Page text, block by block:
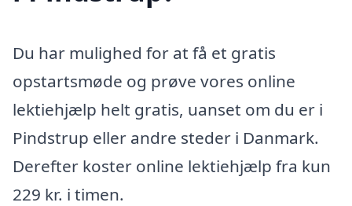
Du har mulighed for at få et gratis
opstartsmøde og prøve vores online
lektiehjælp helt gratis, uanset om du er i
Pindstrup eller andre steder i Danmark.
Derefter koster online lektiehjælp fra kun
229 kr. i timen.